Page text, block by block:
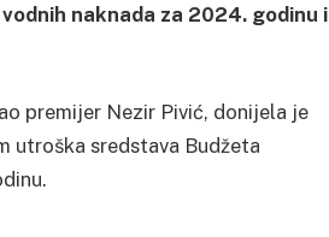
naknada za 2024. godinu i
premijer Nezir Pivić, donijela je
utroška sredstava Budžeta